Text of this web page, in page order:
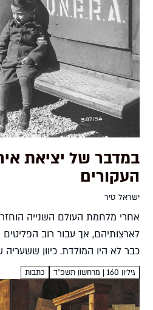
במדבר של יציאת
העקורים
ישראל טיר
אחרי מלחמת העולם השנייה
לארצותיהם, אך עבור רוב
כבר לא היו המולדת. כיוון
הם נותרו עקורים ממולדת אחת
גיליון 160 | מרחשון תשפ״ד כתבות